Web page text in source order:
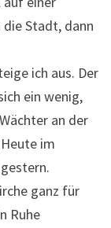
die Stadt, dann
ich aus. Der
ein wenig,
an der
im
ganz für
Ruhe